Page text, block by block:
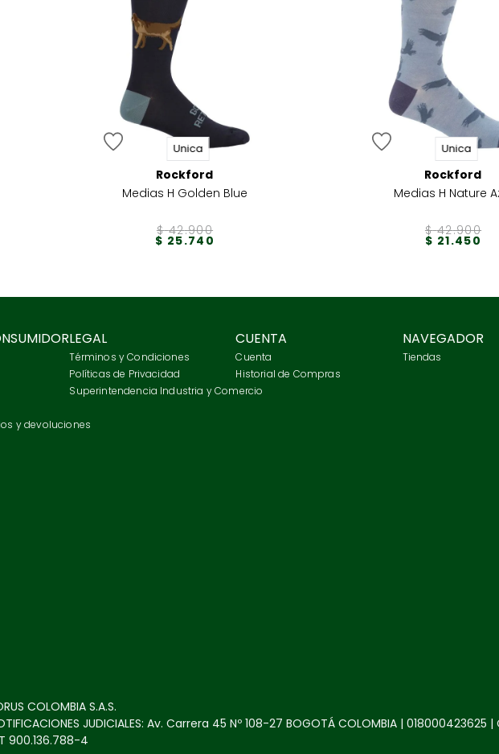
Unica
Rockford
Medias H Golden Blue
$ 42.900
$ 25.740
Unica
Rockford
Medias H Nature
$ 42.900
$ 21.450
y devoluciones
LEGAL
Términos y Condiciones
Políticas de Privacidad
Superintendencia Industria y Comercio
CUENTA
Cuenta
Historial de Compras
NAVEGADOR
Tiendas
COLOMBIA S.A.S.
JUDICIALES: Av. Carrera 45 Nº 108-27 BOGOTÁ COLOMBIA | 018000423625
900.136.788-4